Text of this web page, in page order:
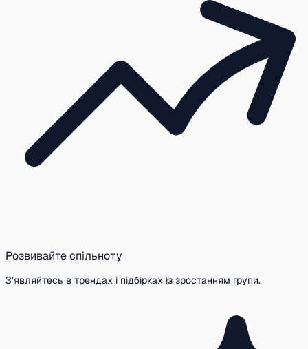
Розвивайте спільноту
З’являйтесь в трендах і підбірках із зростанням групи.